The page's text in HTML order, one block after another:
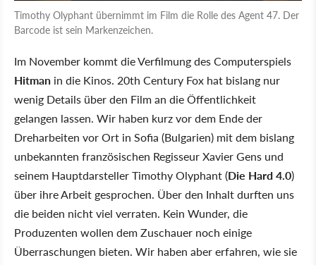
Timothy Olyphant übernimmt im Film die Rolle des Agent 47. Der
Barcode ist sein Markenzeichen.
Im November kommt die Verfilmung des Computerspiels
Hitman in die Kinos. 20th Century Fox hat bislang nur
wenig Details über den Film an die Öffentlichkeit
gelangen lassen. Wir haben kurz vor dem Ende der
Dreharbeiten vor Ort in Sofia (Bulgarien) mit dem bislang
unbekannten französischen Regisseur Xavier Gens und
seinem Hauptdarsteller Timothy Olyphant (Die Hard 4.0)
über ihre Arbeit gesprochen. Über den Inhalt durften uns
die beiden nicht viel verraten. Kein Wunder, die
Produzenten wollen dem Zuschauer noch einige
Überraschungen bieten. Wir haben aber erfahren, wie sie